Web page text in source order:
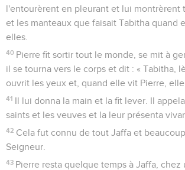
l'entourèrent en pleurant et lui montrèrent
et les manteaux que faisait Tabitha quand
elles.
40 Pierre fit sortir tout le monde, se mit à
il se tourna vers le corps et dit : « Tabitha,
ouvrit les yeux et, quand elle vit Pierre, elle
41 Il lui donna la main et la fit lever. Il
saints et les veuves et la leur présenta
42 Cela fut connu de tout Jaffa et
Seigneur.
43 Pierre resta quelque temps à Jaffa, chez